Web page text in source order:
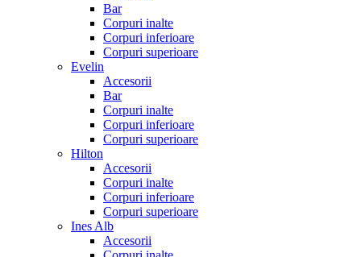
Bar
Corpuri inalte
Corpuri inferioare
Corpuri superioare
Evelin
Accesorii
Bar
Corpuri inalte
Corpuri inferioare
Corpuri superioare
Hilton
Accesorii
Corpuri inalte
Corpuri inferioare
Corpuri superioare
Ines Alb
Accesorii